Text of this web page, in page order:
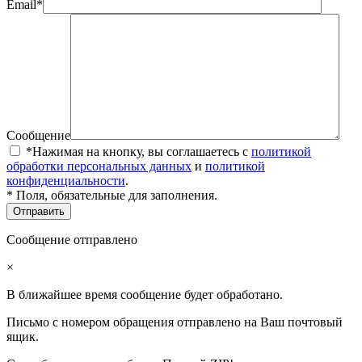
Email*
Сообщение
*Нажимая на кнопку, вы соглашаетесь с политикой
обработки персональных данных и политикой
конфиденциальности.
* Поля, обязательные для заполнения.
Сообщение отправлено
×
В ближайшее время сообщение будет обработано.
Письмо с номером обращения отправлено на Ваш почтовый
ящик.